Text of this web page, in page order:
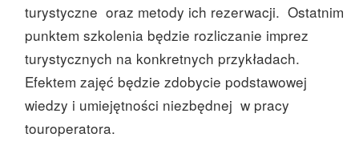
turystyczne oraz metody ich rezerwacji. Ostatnim
punktem szkolenia będzie rozliczanie imprez
turystycznych na konkretnych przykładach.
Efektem zajęć będzie zdobycie podstawowej
wiedzy i umiejętności niezbędnej w pracy
touroperatora.